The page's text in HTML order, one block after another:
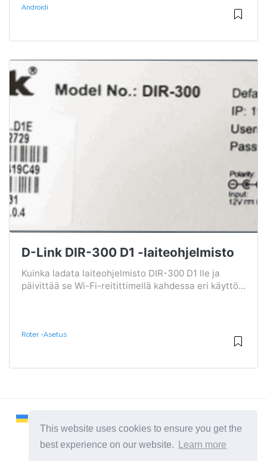
This website uses cookies to ensure you get the
best experience on our website.
Learn more
Androidi
D-Link DIR-300 D1 -laiteohjelmisto
Kuinka ladata laiteohjelmisto DIR-300 D1 lle ja
päivittää se Wi-Fi-reitittimellä kahdessa eri käyttö...
Roter -asetus